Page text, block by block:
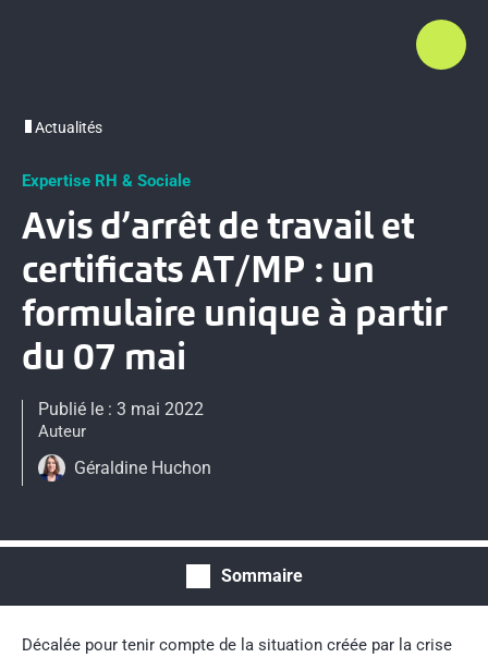
Actualités
Expertise RH & Sociale
Avis d’arrêt de travail et
certificats AT/MP : un
formulaire unique à partir
du 07 mai
Publié le : 3 mai 2022
Auteur
Géraldine Huchon
Sommaire
Décalée pour tenir compte de la situation créée par la crise